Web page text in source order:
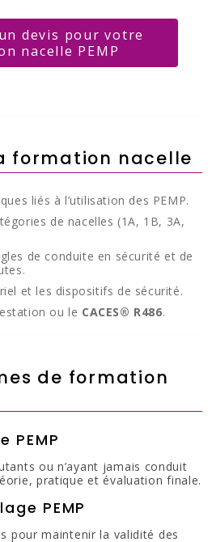
devis pour votre
nacelle PEMP
formation nacelle
liés à l’utilisation des PEMP.
de nacelles (1A, 1B, 3A,
de conduite en sécurité et de
et les dispositifs de sécurité.
ou le CACES® R486.
de formation
PEMP
ou n’ayant jamais conduit
pratique et évaluation finale.
PEMP
pour maintenir la validité des